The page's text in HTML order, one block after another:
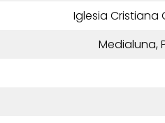
Iglesia Cristiana
Medialuna,